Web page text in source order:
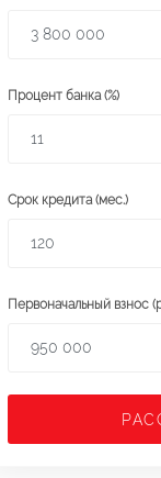
Процент банка (%)
Срок кредита (мес.)
Первоначальный взнос